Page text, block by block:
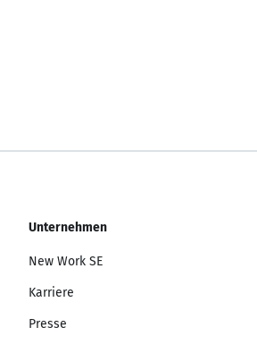
Unternehmen
New Work SE
Karriere
Presse